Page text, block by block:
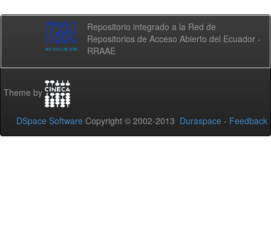
Repositorio integrado a la Red de
Repositorios de Acceso Abierto del Ecuador -
RRAAE
Theme by
DSpace Software Copyright © 2002-2013 Duraspace - Feedback